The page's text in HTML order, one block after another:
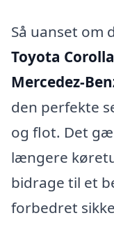
Så uanset om
Toyota Corolla
Mercedez-
den perfekte
og flot. Det
længere
bidrage til et
forbedret